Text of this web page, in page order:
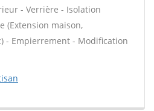
- Verrière - Isolation
(Extension maison,
- Empierrement - Modification